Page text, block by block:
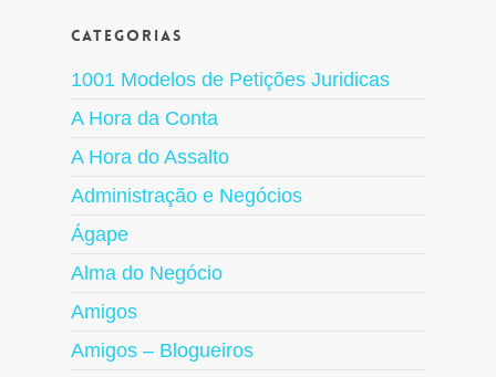
Categorias
1001 Modelos de Petições Juridicas
A Hora da Conta
A Hora do Assalto
Administração e Negócios
Ágape
Alma do Negócio
Amigos
Amigos – Blogueiros